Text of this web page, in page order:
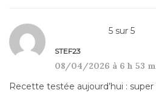
5 sur 5
STEF23
08/04/2026 à 6 h 53
Recette testée aujourd’hui :